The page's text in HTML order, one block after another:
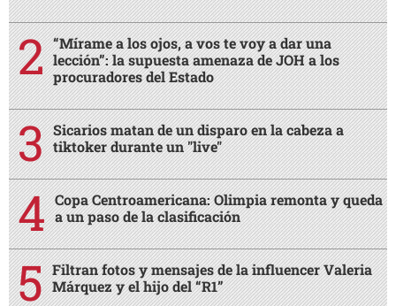
“Mírame a los ojos, a vos te voy a dar una
lección”: la supuesta amenaza de JOH a los
procuradores del Estado
Sicarios matan de un disparo en la cabeza a
tiktoker durante un "live"
Copa Centroamericana: Olimpia remonta y queda
a un paso de la clasificación
Filtran fotos y mensajes de la influencer Valeria
Márquez y el hijo del “R1”